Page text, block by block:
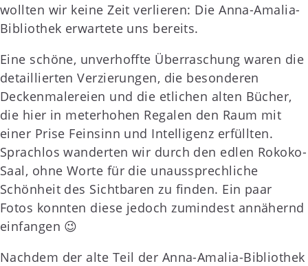
wollten wir keine Zeit verlieren: Die Anna-Amalia-
Bibliothek erwartete uns bereits.
Eine schöne, unverhoffte Überraschung waren die
detaillierten Verzierungen, die besonderen
Deckenmalereien und die etlichen alten Bücher,
die hier in meterhohen Regalen den Raum mit
einer Prise Feinsinn und Intelligenz erfüllten.
Sprachlos wanderten wir durch den edlen Rokoko-
Saal, ohne Worte für die unaussprechliche
Schönheit des Sichtbaren zu finden. Ein paar
Fotos konnten diese jedoch zumindest annähernd
einfangen 😉
Nachdem der alte Teil der Anna-Amalia-Bibliothek